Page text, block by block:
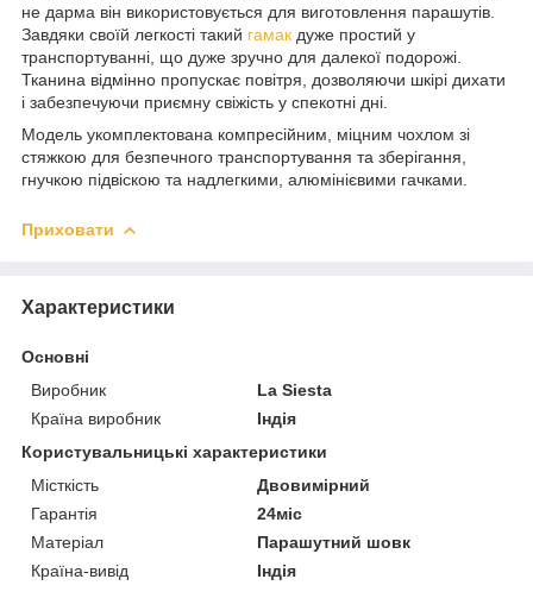
не дарма він використовується для виготовлення парашутів.
Завдяки своїй легкості такий гамак дуже простий у
транспортуванні, що дуже зручно для далекої подорожі.
Тканина відмінно пропускає повітря, дозволяючи шкірі дихати
і забезпечуючи приємну свіжість у спекотні дні.
Модель укомплектована компресійним, міцним чохлом зі
стяжкою для безпечного транспортування та зберігання,
гнучкою підвіскою та надлегкими, алюмінієвими гачками.
Приховати
Характеристики
Основні
Виробник
La Siesta
Країна виробник
Індія
Користувальницькі характеристики
Місткість
Двовимірний
Гарантія
24міс
Матеріал
Парашутний шовк
Країна-вивід
Індія